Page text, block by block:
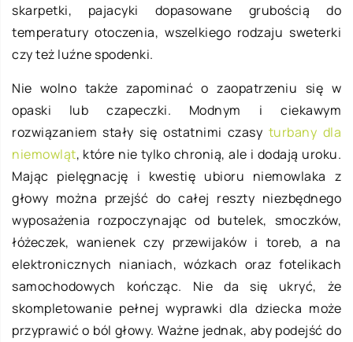
skarpetki, pajacyki dopasowane grubością do
temperatury otoczenia, wszelkiego rodzaju sweterki
czy też luźne spodenki.
Nie wolno także zapominać o zaopatrzeniu się w
opaski lub czapeczki. Modnym i ciekawym
rozwiązaniem stały się ostatnimi czasy turbany dla
niemowląt, które nie tylko chronią, ale i dodają uroku.
Mając pielęgnację i kwestię ubioru niemowlaka z
głowy można przejść do całej reszty niezbędnego
wyposażenia rozpoczynając od butelek, smoczków,
łóżeczek, wanienek czy przewijaków i toreb, a na
elektronicznych nianiach, wózkach oraz fotelikach
samochodowych kończąc. Nie da się ukryć, że
skompletowanie pełnej wyprawki dla dziecka może
przyprawić o ból głowy. Ważne jednak, aby podejść do